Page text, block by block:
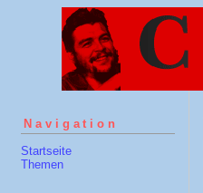
Navigation
Startseite
Themen